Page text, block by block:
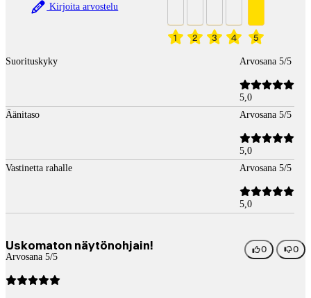
Kirjoita arvostelu
1 2 3 4 5
Suorituskyky Arvosana 5/5
5,0
Äänitaso
Arvosana 5/5
5,0
Vastinetta rahalle
Arvosana 5/5
5,0
Uskomaton näytönohjain!
Arvosana 5/5
0 0